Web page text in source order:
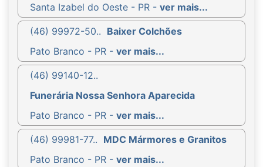
Santa Izabel do Oeste - PR - ver mais...
(46) 99972-50.. Baixer Colchões
Pato Branco - PR - ver mais...
(46) 99140-12..
Funerária Nossa Senhora Aparecida
Pato Branco - PR - ver mais...
(46) 99981-77.. MDC Mármores e Granitos
Pato Branco - PR - ver mais...